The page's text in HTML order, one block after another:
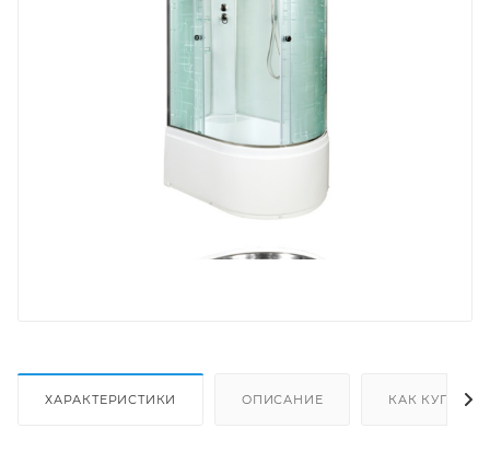
ХАРАКТЕРИСТИКИ ОПИСАНИЕ КАК КУПИТЬ